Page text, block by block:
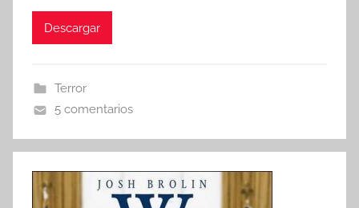
Descargar
Terror
5 comentarios